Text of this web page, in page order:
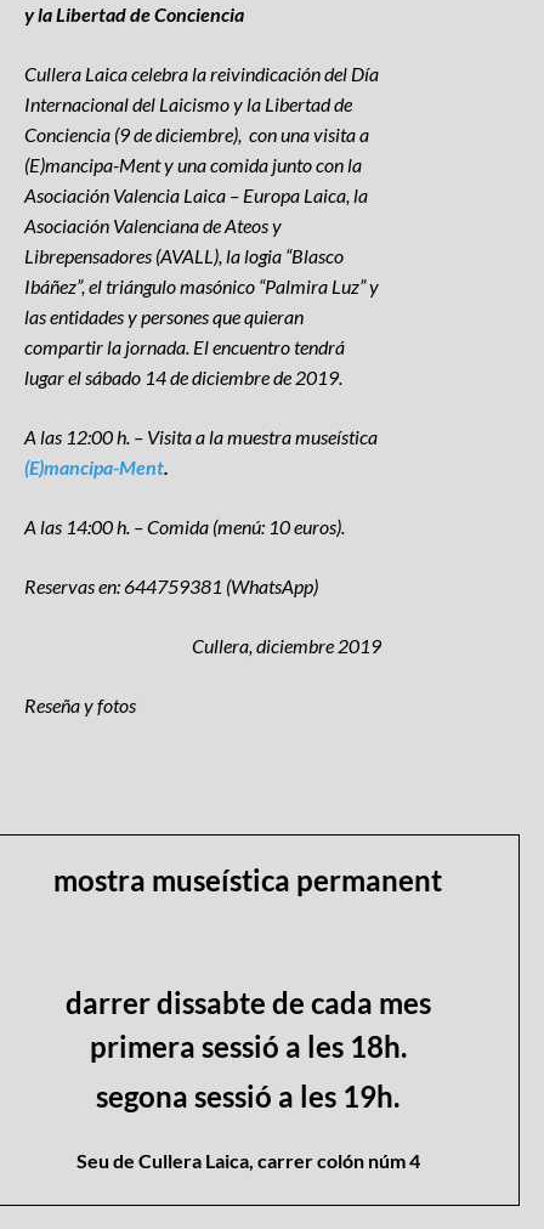
y la Libertad de Conciencia
Cullera Laica celebra la reivindicación del Día
Internacional del Laicismo y la Libertad de
Conciencia (9 de diciembre), con una visita a
(E)mancipa-Ment y una comida junto con la
Asociación Valencia Laica – Europa Laica, la
Asociación Valenciana de Ateos y
Librepensadores (AVALL), la logia “Blasco
Ibáñez”, el triángulo masónico “Palmira Luz” y
las entidades y persones que quieran
compartir la jornada. El encuentro tendrá
lugar el sábado 14 de diciembre de 2019.
A las 12:00 h. – Visita a la muestra museística
(E)mancipa-Ment.
A las 14:00 h. – Comida (menú: 10 euros).
Reservas en: 644759381 (WhatsApp)
Cullera, diciembre 2019
Reseña y fotos
mostra museística permanent
darrer dissabte de cada mes
primera sessió a les 18h.
segona sessió a les 19h.
Seu de Cullera Laica, carrer colón núm 4